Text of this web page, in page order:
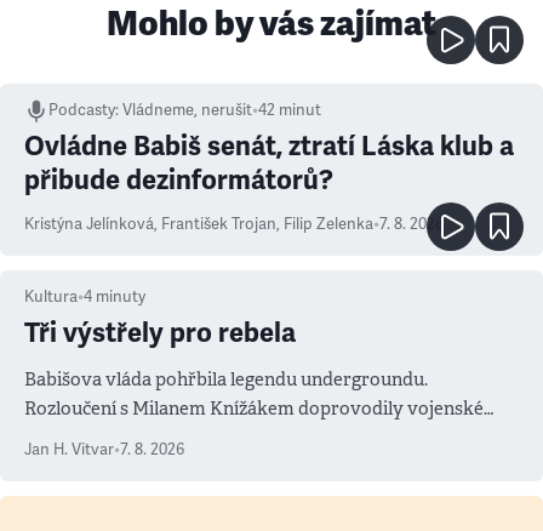
Mohlo by vás zajímat
Podcasty:Vládneme, nerušit•42 minut
Ovládne Babiš senát, ztratí Láska klub a
přibude dezinformátorů?
Kristýna Jelínková, František Trojan, Filip Zelenka•7. 8. 2026
Kultura•4 minuty
Tři výstřely pro rebela
Babišova vláda pohřbila legendu undergroundu.
Rozloučení s Milanem Knížákem doprovodily vojenské
salvy i kritika pokrokářů
Jan H. Vitvar•7. 8. 2026